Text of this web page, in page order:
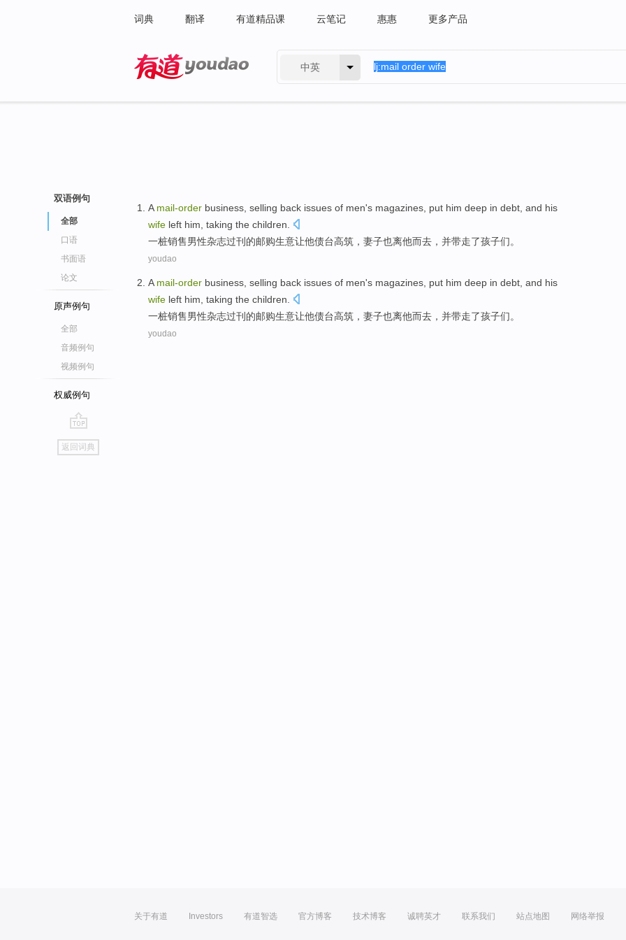
词典 翻译 有道精品课 云笔记 惠惠 更多产品
中英
双语例句
全部
口语
书面语
论文
原声例句
全部
音频例句
视频例句
权威例句
go
top
返回词典
A mail-order business selling back issues of men's magazines put him deep in debt , and his
wife left him, taking the children
一桩销售男性杂志过刊 的邮购生意让他债台高筑 ， 妻子也离他而去， 并带走了孩子们。
youdao
A mail-order business selling back issues of men's magazines put him deep in debt , and his
wife left him, taking the children
一桩销售男性杂志过刊 的邮购生意让他债台高筑 ， 妻子也离他而去， 并带走了孩子们。
youdao
关于有道 Investors 有道智选 官方博客 技术博客 诚聘英才 联系我们 站点地图 网络举报